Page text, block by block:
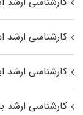
کارشناسی ارشد
کارشناسی ارشد
کارشناسی ارشد